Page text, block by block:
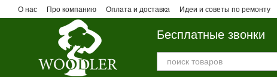
Перейти к основному контенту
О нас Про компанию Оплата и доставка Идеи и советы по ремонту
Бесплатные звонки